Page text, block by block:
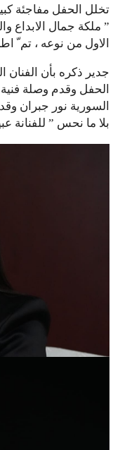
تخلل الحفل مفاجئة
” ملكة جمال الابداع
الاول من نوعه ، تم
جدير ذكره بأن
الحفل وقدم وصلة
السورية نور جبران
بلا ما نحس ” للفنانة